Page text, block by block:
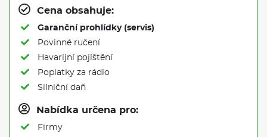
Cena obsahuje:
Garanční prohlídky (servis)
Povinné ručení
Havarijní pojištění
Poplatky za rádio
Silniční daň
Nabídka určena pro:
Firmy